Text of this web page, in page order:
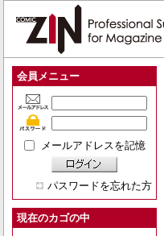
会員メニュー
メールアドレスを記憶
パスワードを忘れた方
現在のカゴの中